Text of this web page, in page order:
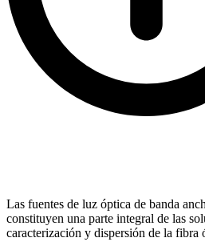
Las fuentes de luz óptica de banda
constituyen una parte integral de las
caracterización y dispersión de la